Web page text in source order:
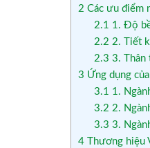
2 Các ưu điểm
2.1 1. Độ
2.2 2. Tiết
2.3 3. Thân
3 Ứng dụng
3.1 1.
3.2 2.
3.3 3.
4 Thương hiệu